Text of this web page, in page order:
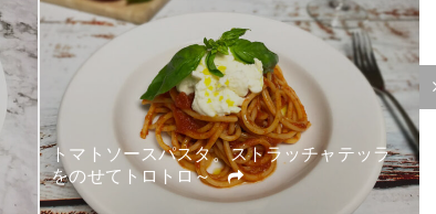
トマトソースパスタ。ストラッチャテッラ
をのせてトロトロ～